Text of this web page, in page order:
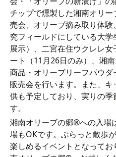
チップで燻製した湘南オリ
売会、オリーブ摘み取り体
究フィールドにしている大
展示）、二宮在住ウクレレ
ート（11月26日のみ）、湘
商品・オリーブリーフパウ
販売会を行います。また、
供も予定しており、実りの季
す。
湘南オリーブの郷®への入場
場もOKです。ぶらっと散歩
楽しめるイベントとなって